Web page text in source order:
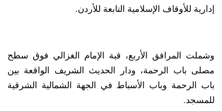
إدارية للأوقاف الإسلامية التابعة للأردن.
وشملت المرافق الأربع، قبة الإمام الغزالي فوق سطح
مصلى باب الرحمة، ودار الحديث الشريف الواقعة بين
باب الرحمة وباب الأسباط في الجهة الشمالية الشرقية
للمسجد.